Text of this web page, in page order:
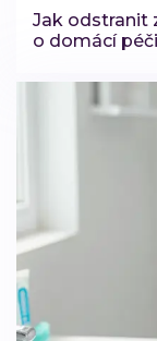
Jak odstranit
o domácí